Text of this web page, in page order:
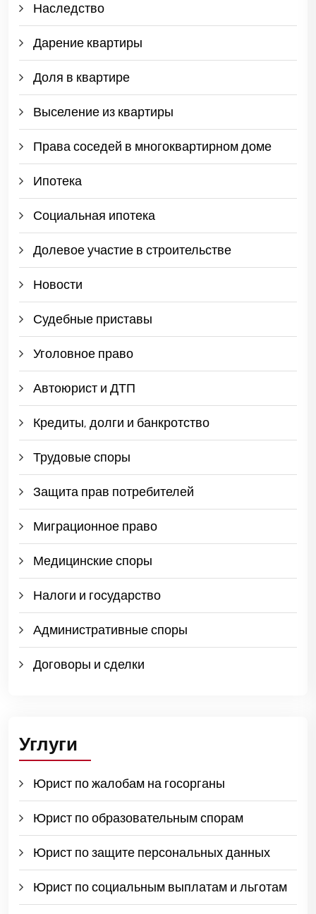
Наследство
Дарение квартиры
Доля в квартире
Выселение из квартиры
Права соседей в многоквартирном доме
Ипотека
Социальная ипотека
Долевое участие в строительстве
Новости
Судебные приставы
Уголовное право
Автоюрист и ДТП
Кредиты, долги и банкротство
Трудовые споры
Защита прав потребителей
Миграционное право
Медицинские споры
Налоги и государство
Административные споры
Договоры и сделки
Углуги
Юрист по жалобам на госорганы
Юрист по образовательным спорам
Юрист по защите персональных данных
Юрист по социальным выплатам и льготам